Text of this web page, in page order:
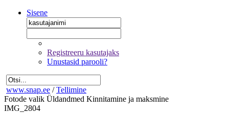
Sisene
Registreeru kasutajaks
Unustasid parooli?
www.snap.ee / Tellimine
Fotode valik Üldandmed Kinnitamine ja maksmine
IMG_2804